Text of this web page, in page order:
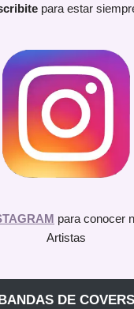
para estar
para conocer
Artistas
DE COVERS